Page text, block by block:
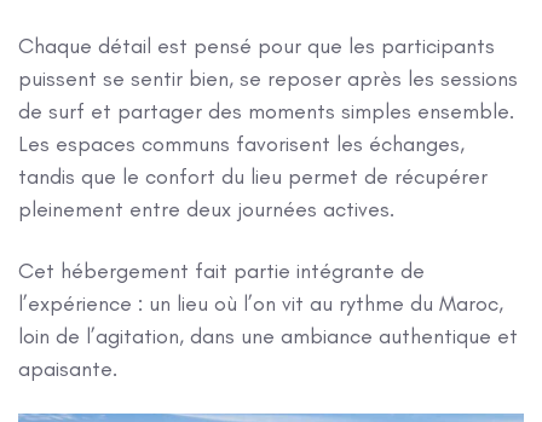
Chaque détail est pensé pour que les participants
puissent se sentir bien, se reposer après les sessions
de surf et partager des moments simples ensemble.
Les espaces communs favorisent les échanges,
tandis que le confort du lieu permet de récupérer
pleinement entre deux journées actives.
Cet hébergement fait partie intégrante de
l’expérience : un lieu où l’on vit au rythme du Maroc,
loin de l’agitation, dans une ambiance authentique et
apaisante.